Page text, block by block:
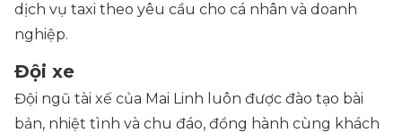
dịch vụ taxi theo yêu cầu cho cá nhân và doanh
nghiệp.
Đội xe
Đội ngũ tài xế của Mai Linh luôn được đào tạo bài
bản, nhiệt tình và chu đáo, đồng hành cùng khách